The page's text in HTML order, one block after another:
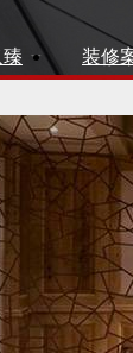
装修